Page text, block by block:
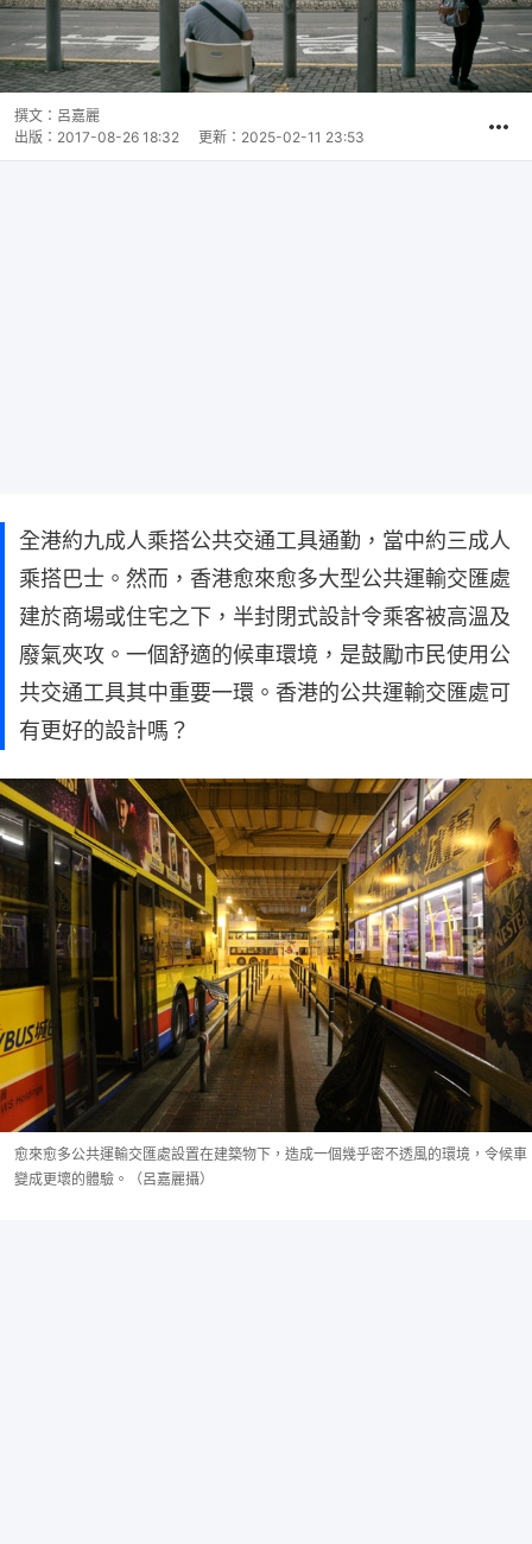
撰文： 呂嘉麗
出版： 2017-08-26 18:32 更新： 2025-02-11 23:53
全港約九成人乘搭公共交通工具通勤，當中約三成人
乘搭巴士。然而，香港愈來愈多大型公共運輸交匯處
建於商場或住宅之下，半封閉式設計令乘客被高溫及
廢氣夾攻。一個舒適的候車環境，是鼓勵市民使用公
共交通工具其中重要一環。香港的公共運輸交匯處可
有更好的設計嗎？
愈來愈多公共運輸交匯處設置在建築物下，造成一個幾乎密不透風的環境，令候車
變成更壞的體驗。（呂嘉麗攝）